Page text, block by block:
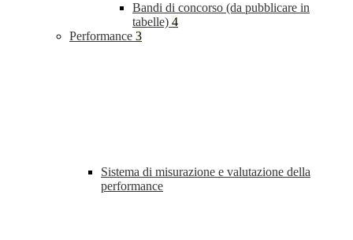
Bandi di concorso (da pubblicare in
tabelle) 4
Performance 3
Sistema di misurazione e valutazione della
performance